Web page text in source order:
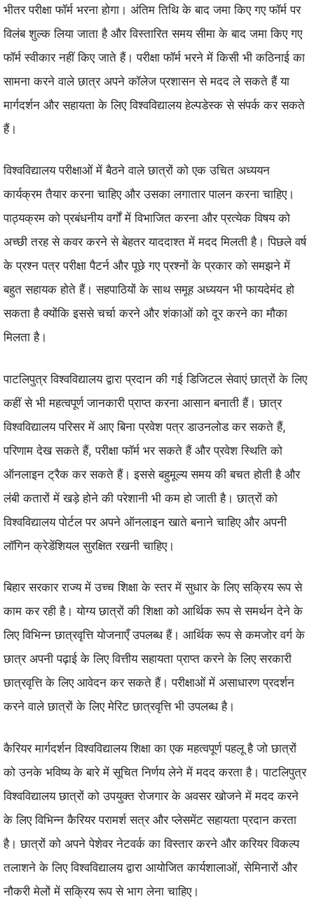
भीतर परीक्षा फॉर्म भरना होगा। अंतिम तिथि के बाद जमा किए गए फॉर्म पर
विलंब शुल्क लिया जाता है और विस्तारित समय सीमा के बाद जमा किए गए
फॉर्म स्वीकार नहीं किए जाते हैं। परीक्षा फॉर्म भरने में किसी भी कठिनाई का
सामना करने वाले छात्र अपने कॉलेज प्रशासन से मदद ले सकते हैं या
मार्गदर्शन और सहायता के लिए विश्वविद्यालय हेल्पडेस्क से संपर्क कर सकते
हैं।
विश्वविद्यालय परीक्षाओं में बैठने वाले छात्रों को एक उचित अध्ययन
कार्यक्रम तैयार करना चाहिए और उसका लगातार पालन करना चाहिए।
पाठ्यक्रम को प्रबंधनीय वर्गों में विभाजित करना और प्रत्येक विषय को
अच्छी तरह से कवर करने से बेहतर याददाश्त में मदद मिलती है। पिछले वर्ष
के प्रश्न पत्र परीक्षा पैटर्न और पूछे गए प्रश्नों के प्रकार को समझने में
बहुत सहायक होते हैं। सहपाठियों के साथ समूह अध्ययन भी फायदेमंद हो
सकता है क्योंकि इससे चर्चा करने और शंकाओं को दूर करने का मौका
मिलता है।
पाटलिपुत्र विश्वविद्यालय द्वारा प्रदान की गई डिजिटल सेवाएं छात्रों के लिए
कहीं से भी महत्वपूर्ण जानकारी प्राप्त करना आसान बनाती हैं। छात्र
विश्वविद्यालय परिसर में आए बिना प्रवेश पत्र डाउनलोड कर सकते हैं,
परिणाम देख सकते हैं, परीक्षा फॉर्म भर सकते हैं और प्रवेश स्थिति को
ऑनलाइन ट्रैक कर सकते हैं। इससे बहुमूल्य समय की बचत होती है और
लंबी कतारों में खड़े होने की परेशानी भी कम हो जाती है। छात्रों को
विश्वविद्यालय पोर्टल पर अपने ऑनलाइन खाते बनाने चाहिए और अपनी
लॉगिन क्रेडेंशियल सुरक्षित रखनी चाहिए।
बिहार सरकार राज्य में उच्च शिक्षा के स्तर में सुधार के लिए सक्रिय रूप से
काम कर रही है। योग्य छात्रों की शिक्षा को आर्थिक रूप से समर्थन देने के
लिए विभिन्न छात्रवृत्ति योजनाएँ उपलब्ध हैं। आर्थिक रूप से कमजोर वर्ग के
छात्र अपनी पढ़ाई के लिए वित्तीय सहायता प्राप्त करने के लिए सरकारी
छात्रवृत्ति के लिए आवेदन कर सकते हैं। परीक्षाओं में असाधारण प्रदर्शन
करने वाले छात्रों के लिए मेरिट छात्रवृत्ति भी उपलब्ध है।
कैरियर मार्गदर्शन विश्वविद्यालय शिक्षा का एक महत्वपूर्ण पहलू है जो छात्रों
को उनके भविष्य के बारे में सूचित निर्णय लेने में मदद करता है। पाटलिपुत्र
विश्वविद्यालय छात्रों को उपयुक्त रोजगार के अवसर खोजने में मदद करने
के लिए विभिन्न कैरियर परामर्श सत्र और प्लेसमेंट सहायता प्रदान करता
है। छात्रों को अपने पेशेवर नेटवर्क का विस्तार करने और करियर विकल्प
तलाशने के लिए विश्वविद्यालय द्वारा आयोजित कार्यशालाओं, सेमिनारों और
नौकरी मेलों में सक्रिय रूप से भाग लेना चाहिए।